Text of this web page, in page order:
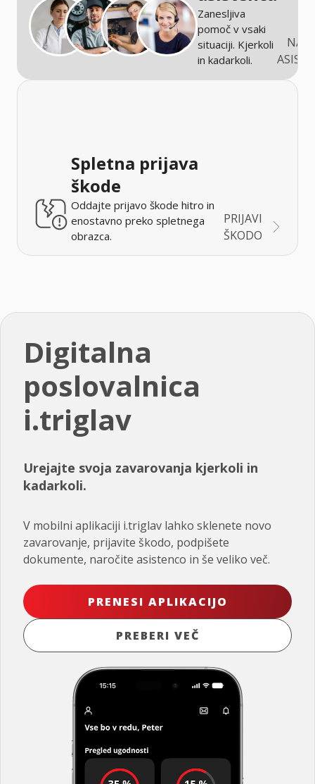
Zanesljiva
pomoč v vsaki
situaciji. Kjerkoli
in kadarkoli.
Spletna prijava
škode
Oddajte prijavo škode hitro in
enostavno preko spletnega
obrazca.
PRIJAVI
ŠKODO
Digitalna
poslovalnica
i.triglav
Urejajte svoja zavarovanja kjerkoli in
kadarkoli.
V mobilni aplikaciji i.triglav lahko sklenete novo
zavarovanje, prijavite škodo, podpišete
dokumente, naročite asistenco in še veliko več.
PRENESI APLIKACIJO
PREBERI VEČ